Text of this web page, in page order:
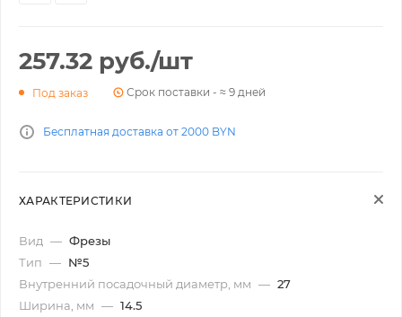
257.32 руб./шт
Под заказ Срок поставки - ≈ 9 дней
Бесплатная доставка от 2000 BYN
ХАРАКТЕРИСТИКИ
Вид — Фрезы
Тип — №5
Внутренний посадочный диаметр, мм — 27
Ширина, мм — 14.5